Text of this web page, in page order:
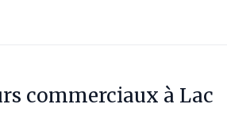
commerciaux à Lac